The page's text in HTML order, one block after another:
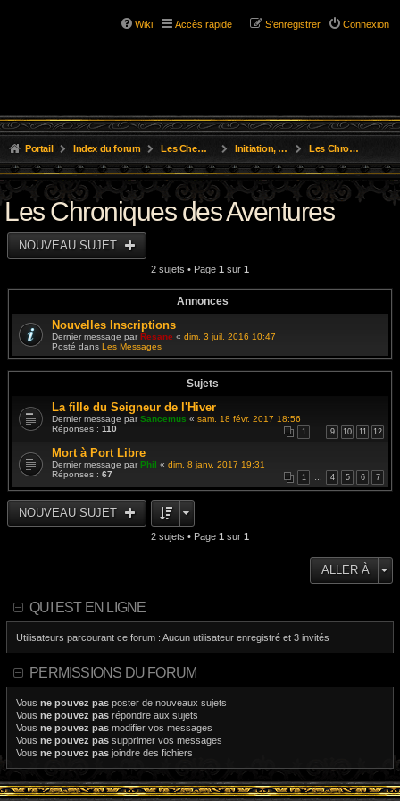
Wiki Accès rapide Connexion
S’enregistrer
Portail Index du forum Les Chemins de L'Aventure Initiation, Scénarios Courts Les Chroniques des Aventures
Les Chroniques des Aventures
NOUVEAU SUJET
2 sujets • Page 1 sur 1
Annonces
Nouvelles Inscriptions
Dernier message parResane « dim. 3 juil. 2016 10:47
Posté dans Les Messages
Sujets
La fille du Seigneur de l'Hiver
Dernier message parSancemus « sam. 18 févr. 2017 18:56
Réponses : 110 1 … 9 10 11 12
Mort à Port Libre
Dernier message parPhil « dim. 8 janv. 2017 19:31
Réponses : 67 1 … 4 5 6 7
NOUVEAU SUJET
2 sujets • Page 1 sur 1
ALLER À
QUI EST EN LIGNE
Utilisateurs parcourant ce forum : Aucun utilisateur enregistré et 3 invités
PERMISSIONS DU FORUM
Vous ne pouvez pas poster de nouveaux sujets
Vous ne pouvez pas répondre aux sujets
Vous ne pouvez pas modifier vos messages
Vous ne pouvez pas supprimer vos messages
Vous ne pouvez pas joindre des fichiers